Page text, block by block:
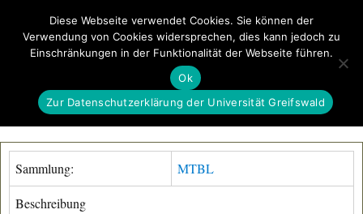
GeoGREIF MENÜ
Sammlung: MTBL
Beschreibung
Diese Webseite verwendet Cookies. Sie können der
Verwendung von Cookies widersprechen, dies kann jedoch zu
Einschränkungen in der Funktionalität der Webseite führen.
Ok
Zur Datenschutzerklärung der Universität Greifswald